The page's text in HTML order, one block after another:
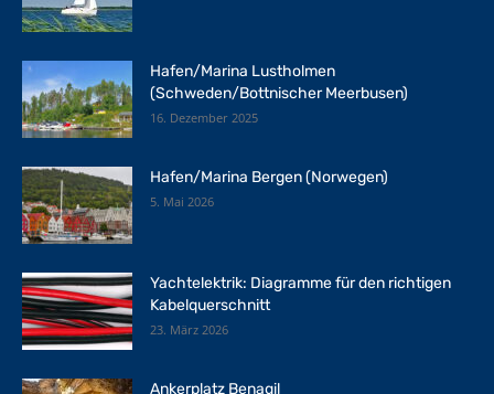
Hafen/Marina Lustholmen
(Schweden/Bottnischer Meerbusen)
16. Dezember 2025
Hafen/Marina Bergen (Norwegen)
5. Mai 2026
Yachtelektrik: Diagramme für den richtigen
Kabelquerschnitt
23. März 2026
Ankerplatz Benagil